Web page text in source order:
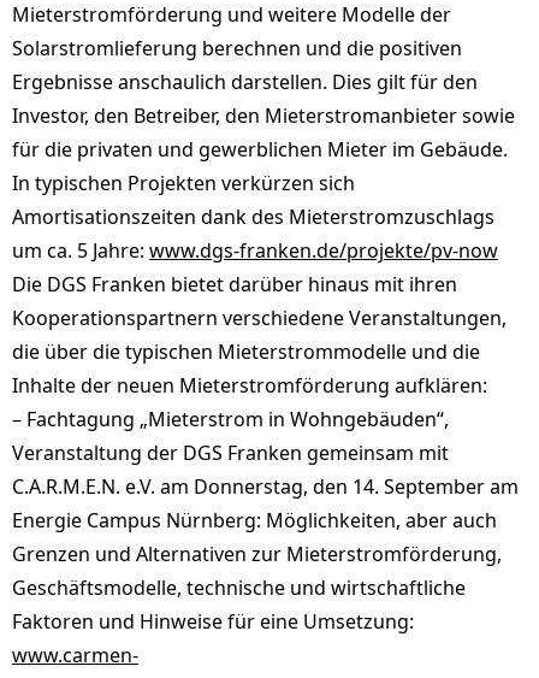
Mieterstromförderung und weitere Modelle der
Solarstromlieferung berechnen und die positiven
Ergebnisse anschaulich darstellen. Dies gilt für den
Investor, den Betreiber, den Mieterstromanbieter sowie
für die privaten und gewerblichen Mieter im Gebäude.
In typischen Projekten verkürzen sich
Amortisationszeiten dank des Mieterstromzuschlags
um ca. 5 Jahre: www.dgs-franken.de/projekte/pv-now
Die DGS Franken bietet darüber hinaus mit ihren
Kooperationspartnern verschiedene Veranstaltungen,
die über die typischen Mieterstrommodelle und die
Inhalte der neuen Mieterstromförderung aufklären:
– Fachtagung „Mieterstrom in Wohngebäuden“,
Veranstaltung der DGS Franken gemeinsam mit
C.A.R.M.E.N. e.V. am Donnerstag, den 14. September am
Energie Campus Nürnberg: Möglichkeiten, aber auch
Grenzen und Alternativen zur Mieterstromförderung,
Geschäftsmodelle, technische und wirtschaftliche
Faktoren und Hinweise für eine Umsetzung:
www.carmen-